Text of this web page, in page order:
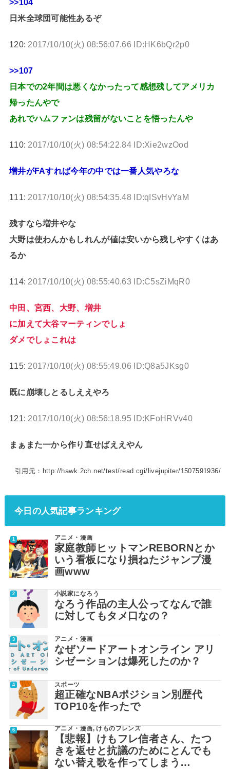
>>104
日米全球団可能性あるぞ
120: 2017/10/10(火) 08:56:07.66 ID:HK6bQr2p0
>>107
日本での2年間は悪くなかったって感想残してアメリカ
帰ったんやで
あれでハムファンは残留がないことを悟ったんや
110: 2017/10/10(火) 08:54:22.84 ID:Xie2wzOod
増井がFAすれば今年の中では一番人気やろな
111: 2017/10/10(火) 08:54:35.48 ID:qISvHvYaM
残すなら増井やな
大野は使わんかもしれんが値は安いから残しやすくはあ
るか
114: 2017/10/10(火) 08:55:40.63 ID:C5sZiMqR0
中田、宮西、大野、増井
に加えて大谷マーティンでしょ
ダメでしょこれは
115: 2017/10/10(火) 08:55:49.06 ID:Q8a5JKsg0
既に崩壊しとるしええやろ
121: 2017/10/10(火) 08:56:18.95 ID:KFoHRVv40
まぁまた一から作り直せばええやん
引用元：http://hawk.2ch.net/test/read.cgi/livejupiter/1507591936/
今日の人気記事ランキング
アニメ・漫画
家庭教師ヒットマンREBORNとか
いう看板になり損ねたジャンプ漫
画www
小説家になろう
なろう作品の主人公ってなんで誰
に対してもタメ口なの？
アニメ・漫画
なぜソードアートオンライン アリ
シゼーションは爆死したのか？
スポーツ
超正確なNBAポジション別歴代
TOP10を作ったで
アニメ・漫画, けものフレンズ
【悲報】けもフレ信者さん、たつ
きを返せと抗議のためにとんでも
ない替え歌を作ってしまう…